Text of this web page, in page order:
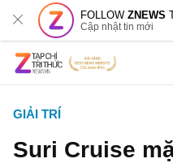
FOLLOWZNEWS
Cập nhật tin mới
GIẢI TRÍ
Suri Cruise